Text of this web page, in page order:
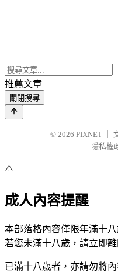
推薦文章
關閉搜尋
© 2026 PIXNET
隱私權
⚠️
成人內容提醒
本部落格內容僅限年滿十八
若您未滿十八歲，請立即離
已滿十八歲者，亦請勿將